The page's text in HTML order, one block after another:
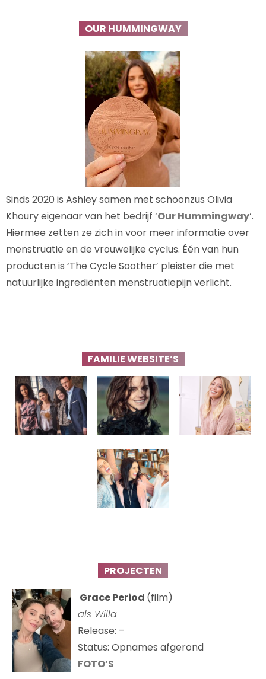
OUR HUMMINGWAY
Sinds 2020 is Ashley samen met schoonzus Olivia
Khoury eigenaar van het bedrijf ‘Our Hummingway‘.
Hiermee zetten ze zich in voor meer informatie over
menstruatie en de vrouwelijke cyclus. Één van hun
producten is ‘The Cycle Soother’ pleister die met
natuurlijke ingrediënten menstruatiepijn verlicht.
FAMILIE WEBSITE’S
PROJECTEN
Grace Period (film)
als Willa
Release: –
Status: Opnames afgerond
FOTO’S